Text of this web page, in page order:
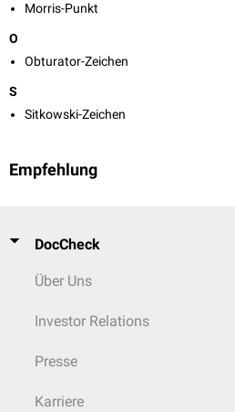
Morris-Punkt
O
Obturator-Zeichen
S
Sitkowski-Zeichen
Empfehlung
DocCheck
Über Uns
Investor Relations
Presse
Karriere